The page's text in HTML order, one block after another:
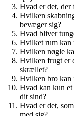
Hvad er det, der
Hvilken
bevæger sig?
Hvad bliver
Hvilket rum kan
Hvilken nøgle
Hvilken frugt er
skrællet?
Hvilken bro kan
Hvad kan kun
dit sind?
Hvad er det,